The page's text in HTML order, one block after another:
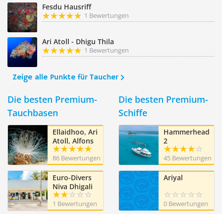
Fesdu Hausriff
1 Bewertungen
Ari Atoll - Dhigu Thila
1 Bewertungen
Zeige alle Punkte für Taucher
Die besten Premium-
Tauchbasen
Ellaidhoo, Ari
Atoll, Alfons
Straub Dive &
Sail
86 Bewertungen
Euro-Divers
Niva Dhigali
Maldives
1 Bewertungen
Die besten Premium-
Schiffe
Hammerhead
2
45 Bewertungen
Ariyal
0 Bewertungen